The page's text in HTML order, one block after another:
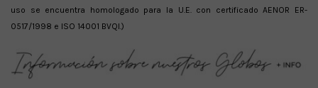
uso se encuentra homologado para la U.E. con certificado AENOR ER-
0517/1998 e ISO 14001 BVQI.)